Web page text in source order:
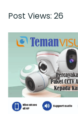
Post Views: 26